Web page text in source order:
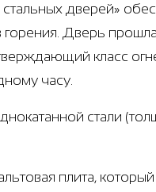
дверей»
горения. Дверь
класс
часу.
стали
плита,